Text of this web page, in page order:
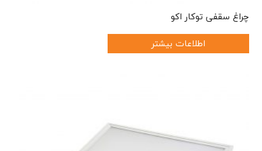
چراغ سقفی توکار اکو
اطلاعات بیشتر